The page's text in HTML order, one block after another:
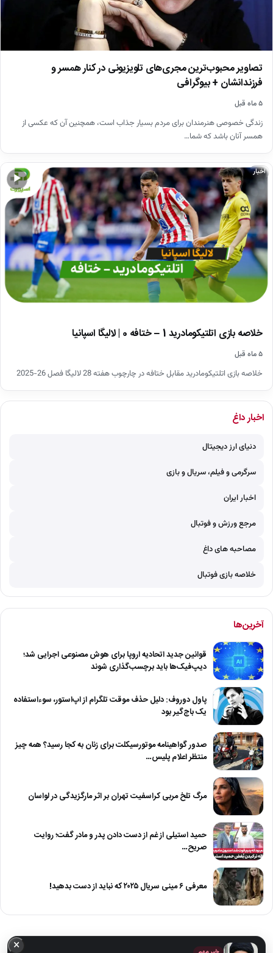
تصاویر محبوب‌ترین مجری‌های تلویزیونی در کنار همسر و
فرزندانشان + بیوگرافی
۵ ماه قبل
زندگی خصوصی هنرمندان برای مردم بسیار جذاب است، همچنین آن که عکسی از
همسر آنان باشد که شما…
▶
اخبار
خلاصه بازی اتلتیکومادرید 1 – ختافه 0 | لالیگا اسپانیا
۵ ماه قبل
خلاصه بازی اتلتیکومادرید مقابل ختافه در چارچوب هفته 28 لالیگا فصل 26-2025
اخبار داغ
دنیای ارز دیجیتال
سرگرمی و فیلم، سریال و بازی
اخبار ایران
مرجع ورزش و فوتبال
مصاحبه های داغ
خلاصه بازی فوتبال
آخرین‌ها
قوانین جدید اتحادیه اروپا برای هوش مصنوعی اجرایی شد؛
دیپ‌فیک‌ها باید برچسب‌گذاری شوند
پاول دوروف: دلیل حذف موقت تلگرام از اپ‌استور، سوءاستفاده
یک باج‌گیر بود
صدور گواهینامه موتورسیکلت برای زنان به کجا رسید؟ همه چیز
منتظر اعلام پلیس…
مرگ تلخ مربی کراسفیت تهران بر اثر مارگزیدگی در لواسان
حمید استیلی از غم از دست دادن پدر و مادر گفت؛ روایت
صریح…
معرفی ۶ مینی سریال ۲۰۲۵ که نباید از دست بدهید!
×